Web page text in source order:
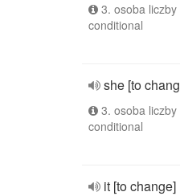
3. osoba
conditional
she [to
3. osoba
conditional
it [to change]